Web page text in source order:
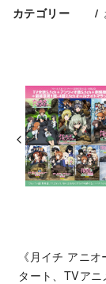
カテゴリー
《月イチ アニ
タート、TVア